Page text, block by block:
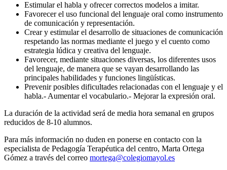
Estimular el habla y ofrecer correctos modelos a imitar.
Favorecer el uso funcional del lenguaje oral como instrumento
de comunicación y representación.
Crear y estimular el desarrollo de situaciones de comunicación
respetando las normas mediante el juego y el cuento como
estrategia lúdica y creativa del lenguaje.
Favorecer, mediante situaciones diversas, los diferentes usos
del lenguaje, de manera que se vayan desarrollando las
principales habilidades y funciones lingüísticas.
Prevenir posibles dificultades relacionadas con el lenguaje y el
habla.- Aumentar el vocabulario.- Mejorar la expresión oral.
La duración de la actividad será de media hora semanal en grupos
reducidos de 8-10 alumnos.
Para más información no duden en ponerse en contacto con la
especialista de Pedagogía Terapéutica del centro, Marta Ortega
Gómez a través del correo mortega@colegiomayol.es